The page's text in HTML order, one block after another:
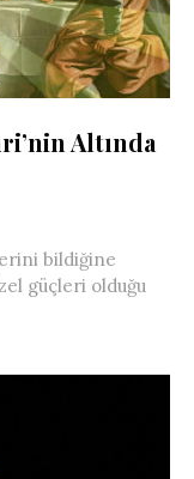
Altında
bildiğine
güçleri olduğu